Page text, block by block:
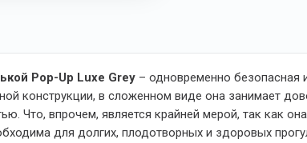
Pop-Up Luxe Grey – одновременно безопасная
конструкции, в сложенном виде она занимает
Что, впрочем, является крайней мерой, так как
для долгих, плодотворных и здоровых